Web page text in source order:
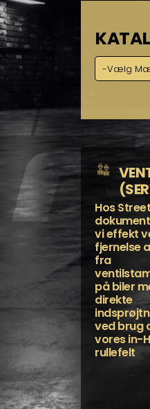
-Vælg
Hos
vi effekt
fjernelse
fra
på biler
direkte
ved brug
vores in-
rullefelt